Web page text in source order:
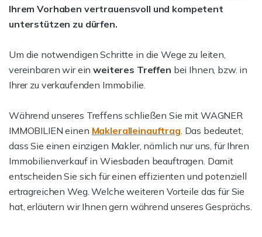
Ihrem Vorhaben vertrauensvoll und kompetent
unterstützen zu dürfen.
Um die notwendigen Schritte in die Wege zu leiten,
vereinbaren wir einweiteres Treffen bei Ihnen, bzw. in
Ihrer zu verkaufenden Immobilie.
Während unseres Treffens schließen Sie mit WAGNER
IMMOBILIEN einen Makleralleinauftrag. Das bedeutet,
dass Sie einen einzigen Makler, nämlich nur uns, für Ihren
Immobilienverkauf in Wiesbaden beauftragen. Damit
entscheiden Sie sich für einen effizienten und potenziell
ertragreichen Weg. Welche weiteren Vorteile das für Sie
hat, erläutern wir Ihnen gern während unseres Gesprächs.